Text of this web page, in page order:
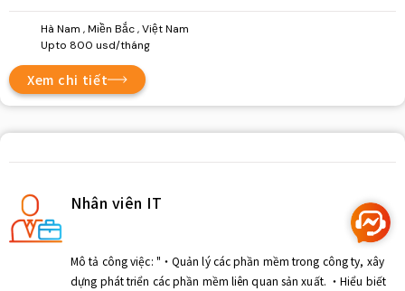
Hà Nam , Miền Bắc , Việt Nam
Upto 800 usd/tháng
Xem chi tiết
Nhân viên IT
Mô tả công việc: "・Quản lý các phần mềm trong công ty, xây
dựng phát triển các phần mềm liên quan sản xuất. ・Hiểu biết